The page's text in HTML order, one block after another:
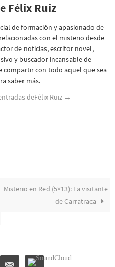
Félix Ruiz
de formación y apasionado de
con el misterio desde
de noticias, escritor novel,
y buscador incansable de
compartir con todo aquel que sea
saber más.
deFélix Ruiz →
Misterio en Red (5×13): La visitante
de Carratraca